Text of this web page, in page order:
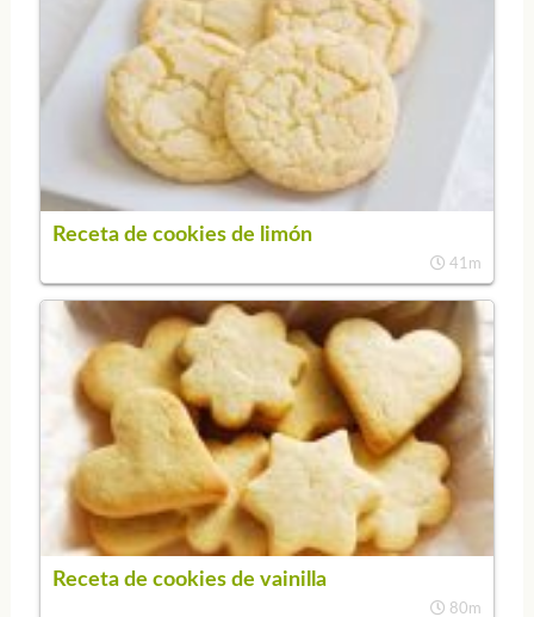
Receta de cookies de limón
41m
Receta de cookies de vainilla
80m